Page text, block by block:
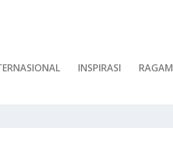
INSPIRASI RAGAM